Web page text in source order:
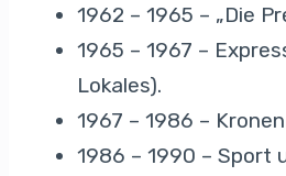
1962 – 1965 – „Die
1965 – 1967 –
Lokales).
1967 – 1986 –
1986 – 1990 – Sport